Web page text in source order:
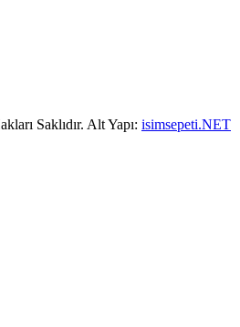
Saklıdır. Alt Yapı: isimsepeti.NET